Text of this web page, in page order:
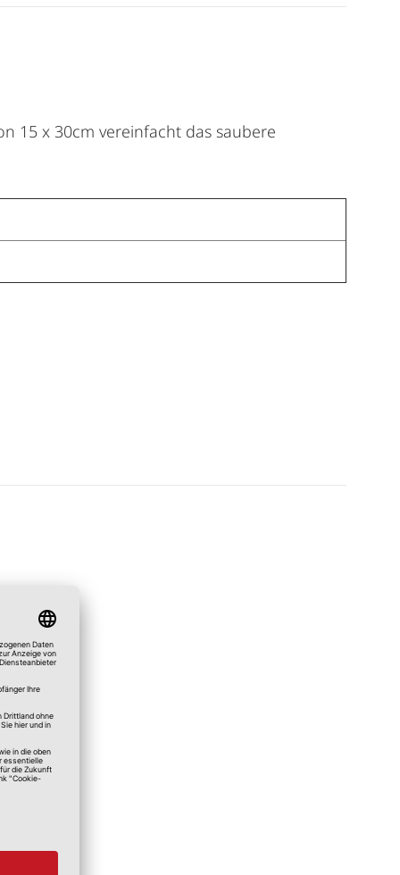
15 x 30cm vereinfacht das saubere